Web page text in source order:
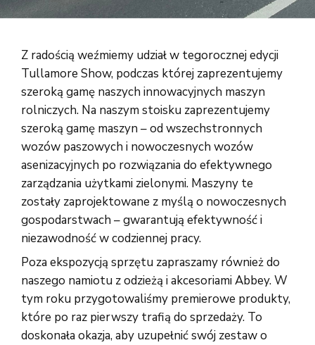
Z radością weźmiemy udział w tegorocznej edycji
Tullamore Show, podczas której zaprezentujemy
szeroką gamę naszych innowacyjnych maszyn
rolniczych. Na naszym stoisku zaprezentujemy
szeroką gamę maszyn – od wszechstronnych
wozów paszowych i nowoczesnych wozów
asenizacyjnych po rozwiązania do efektywnego
zarządzania użytkami zielonymi. Maszyny te
zostały zaprojektowane z myślą o nowoczesnych
gospodarstwach – gwarantują efektywność i
niezawodność w codziennej pracy.
Poza ekspozycją sprzętu zapraszamy również do
naszego namiotu z odzieżą i akcesoriami Abbey. W
tym roku przygotowaliśmy premierowe produkty,
które po raz pierwszy trafią do sprzedaży. To
doskonała okazja, aby uzupełnić swój zestaw o